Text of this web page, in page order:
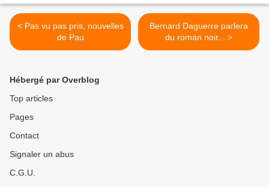
< Pas vu pas pris, nouvelles
de Pau
Bernard Daguerre parlera
du roman noir... >
Hébergé par Overblog
Top articles
Pages
Contact
Signaler un abus
C.G.U.